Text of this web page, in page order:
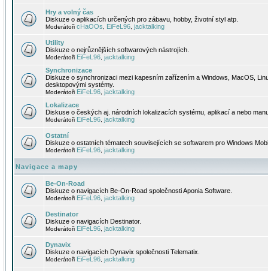
Hry a volný čas
Diskuze o aplikacích určených pro zábavu, hobby, životní styl atp.
Moderátoři cHaOOs EiFeL96 jacktalking
Utility
Diskuze o nejrůznějších softwarových nástrojích.
Moderátoři EiFeL96 jacktalking
Synchronizace
Diskuze o synchronizaci mezi kapesním zařízením a Windows, MacOS,
desktopovými systémy.
Moderátoři EiFeL96 jacktalking
Lokalizace
Diskuse o českých aj. národních lokalizacích systému, aplikací a nebo
Moderátoři EiFeL96 jacktalking
Ostatní
Diskuze o ostatních tématech souvisejících se softwarem pro Windows
Moderátoři EiFeL96 jacktalking
Navigace a mapy
Be-On-Road
Diskuze o navigacích Be-On-Road společnosti Aponia Software.
Moderátoři EiFeL96 jacktalking
Destinator
Diskuze o navigacích Destinator.
Moderátoři EiFeL96 jacktalking
Dynavix
Diskuze o navigacích Dynavix společnosti Telematix.
Moderátoři EiFeL96 jacktalking